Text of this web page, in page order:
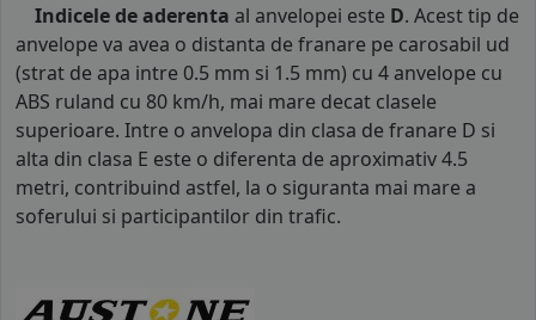
Indicele de aderenta al anvelopei este D. Acest tip de
anvelope va avea o distanta de franare pe carosabil ud
(strat de apa intre 0.5 mm si 1.5 mm) cu 4 anvelope cu
ABS ruland cu 80 km/h, mai mare decat clasele
superioare. Intre o anvelopa din clasa de franare D si
alta din clasa E este o diferenta de aproximativ 4.5
metri, contribuind astfel, la o siguranta mai mare a
soferului si participantilor din trafic.